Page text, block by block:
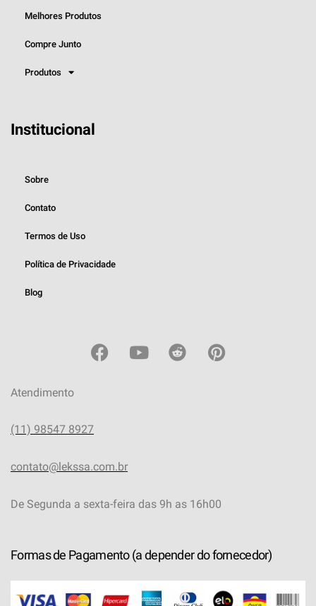
Melhores Produtos
Compre Junto
Produtos
Institucional
Sobre
Contato
Termos de Uso
Política de Privacidade
Blog
Atendimento
(11) 98547 8927
contato@lekssa.com.br
De Segunda a sexta-feira das 9h as 16h00
Formas de Pagamento (a depender do fornecedor)